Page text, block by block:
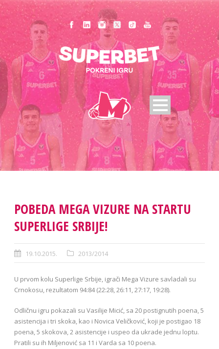
POBEDA MEGA VIZURE NA STARTU
SUPERLIGE SRBIJE!
19.10.2015. 2013/2014
U prvom kolu Superlige Srbije, igrači Mega Vizure savladali su
Crnokosu, rezultatom 94:84 (22:28, 26:11, 27:17, 19:28).
Odličnu igru pokazali su Vasilije Micić, sa 20 postignutih poena, 5
asistencija i tri skoka, kao i Novica Veličković, koji je postigao 18
poena, 5 skokova, 2 asistencije i uspeo da ukrade jednu loptu.
Pratili su ih Miljenović sa 11 i Varda sa 10 poena.